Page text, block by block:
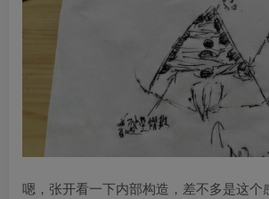
嗯，张开看一下内部构造，差不多是这个